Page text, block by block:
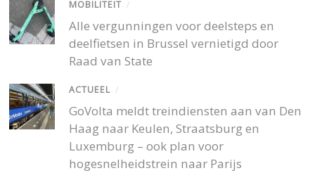
MOBILITEIT /
Alle vergunningen voor deelsteps en
deelfietsen in Brussel vernietigd door
Raad van State
ACTUEEL /
GoVolta meldt treindiensten aan van Den
Haag naar Keulen, Straatsburg en
Luxemburg – ook plan voor
hogesnelheidstrein naar Parijs